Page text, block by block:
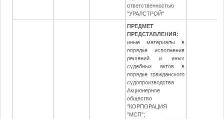
ответственностью
"УРАЛСТРОЙ"
ПРЕДМЕТ
ПРЕДСТАВЛЕНИЯ:
иные материалы в
порядке исполнения
решений и иных
судебных актов в
порядке гражданского
судопроизводства
Акционерное
общество
"КОРПОРАЦИЯ
"МСП";